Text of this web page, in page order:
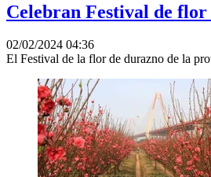
Celebran Festival de
02/02/2024 04:36
El Festival de la flor de durazno de la